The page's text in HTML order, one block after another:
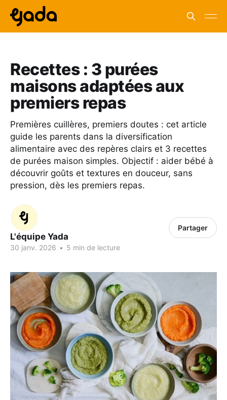
Recettes : 3 purées
maisons adaptées aux
premiers repas
Premières cuillères, premiers doutes : cet article
guide les parents dans la diversification
alimentaire avec des repères clairs et 3 recettes
de purées maison simples. Objectif : aider bébé à
découvrir goûts et textures en douceur, sans
pression, dès les premiers repas.
L'équipe Yada
30 janv. 2026 • 5 min de lecture
Partager